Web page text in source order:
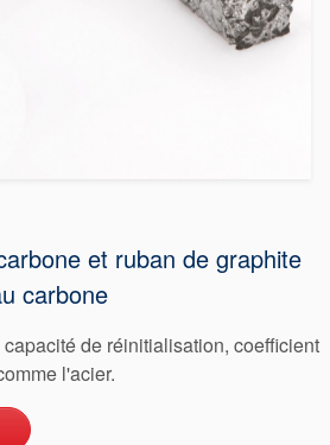
et ruban de graphite
carbone
de réinitialisation, coefficient
l'acier.